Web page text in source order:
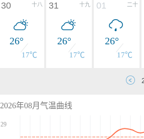
十八
30
26°
17℃
十九
31
26°
17℃
二十
01
26°
17℃
2026年08月气温曲线
29